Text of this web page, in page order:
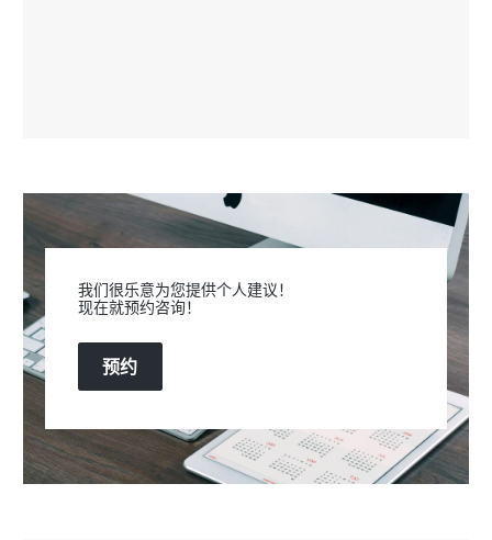
我们很乐意为您提供个人建议！
现在就预约咨询！
预约